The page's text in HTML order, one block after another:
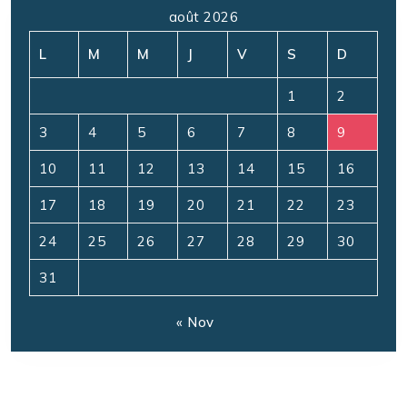
août 2026
L M M J V S D
1 2
3 4 5 6 7 8 9
10 11 12 13 14 15 16
17 18 19 20 21 22 23
24 25 26 27 28 29 30
31
« Nov